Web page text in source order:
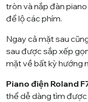
tròn và nắp đàn
để lộ các phím.
Ngay cả mặt sau
sau được sắp xếp
mặt về bất kỳ hướng
Piano điện Roland
thể dễ dàng tìm được